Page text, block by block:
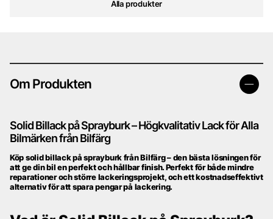
Alla produkter
Om Produkten
Solid Billack på Sprayburk – Högkvalitativ Lack för Alla
Bilmärken från Bilfärg
Köp solid billack på sprayburk från Bilfärg – den bästa lösningen för
att ge din bil en perfekt och hållbar finish. Perfekt för både mindre
reparationer och större lackeringsprojekt, och ett kostnadseffektivt
alternativ för att spara pengar på lackering.